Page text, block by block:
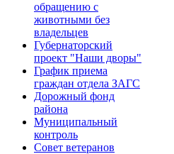
обращению с
животными без
владельцев
Губернаторский
проект "Наши дворы"
График приема
граждан отдела ЗАГС
Дорожный фонд
района
Муниципальный
контроль
Совет ветеранов